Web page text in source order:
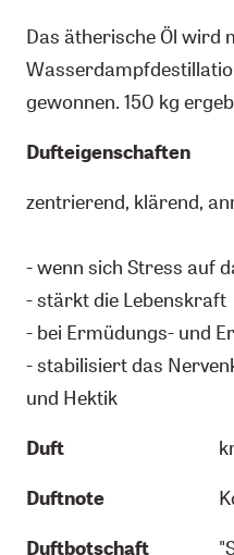
Das ätherische Öl wird
gewonnen. 150 kg
Dufteigenschaften
zentrierend, klärend,
- wenn sich Stress auf
- stärkt die Lebenskraft
- bei Ermüdungs- und
- stabilisiert das
und Hektik
Duft
Duftnote
Duftbotschaft